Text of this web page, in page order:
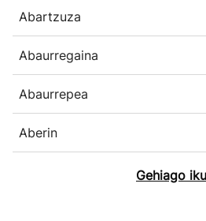
Abartzuza
Abaurregaina
Abaurrepea
Aberin
Gehiago